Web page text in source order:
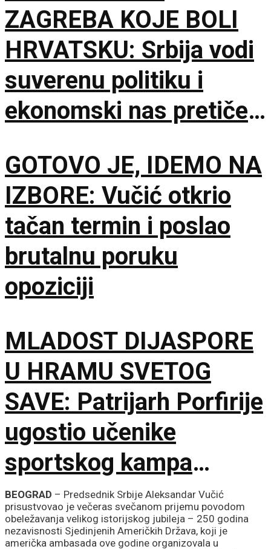
ZAGREBA KOJE BOLI
HRVATSKU: Srbija vodi
suverenu politiku i
ekonomski nas pretiče
GOTOVO JE, IDEMO NA
IZBORE: Vučić otkrio
tačan termin i poslao
brutalnu poruku
opoziciji
MLADOST DIJASPORE
U HRAMU SVETOG
SAVE: Patrijarh Porfirije
ugostio učenike
sportskog kampa
„Srbija te zove”
BEOGRAD – Predsednik Srbije Aleksandar Vučić
prisustvovao je večeras svečanom prijemu povodom
obeležavanja velikog istorijskog jubileja – 250 godina
nezavisnosti Sjedinjenih Američkih Država, koji je
američka ambasada ove godine organizovala u